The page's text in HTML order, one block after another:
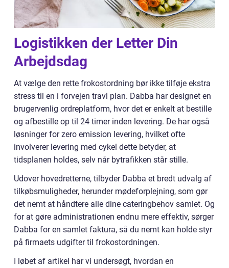
Logistikken der Letter Din
Arbejdsdag
At vælge den rette frokostordning bør ikke tilføje ekstra
stress til en i forvejen travl plan. Dabba har designet en
brugervenlig ordreplatform, hvor det er enkelt at bestille
og afbestille op til 24 timer inden levering. De har også
løsninger for zero emission levering, hvilket ofte
involverer levering med cykel dette betyder, at
tidsplanen holdes, selv når bytrafikken står stille.
Udover hovedretterne, tilbyder Dabba et bredt udvalg af
tilkøbsmuligheder, herunder mødeforplejning, som gør
det nemt at håndtere alle dine cateringbehov samlet. Og
for at gøre administrationen endnu mere effektiv, sørger
Dabba for en samlet faktura, så du nemt kan holde styr
på firmaets udgifter til frokostordningen.
I løbet af artikel har vi undersøgt, hvordan en